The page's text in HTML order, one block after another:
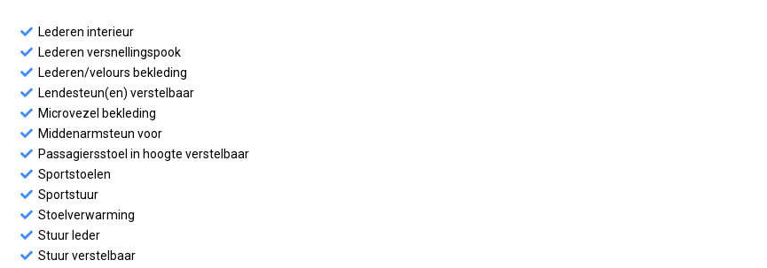
Lederen interieur
Lederen versnellingspook
Lederen/velours bekleding
Lendesteun(en) verstelbaar
Microvezel bekleding
Middenarmsteun voor
Passagiersstoel in hoogte verstelbaar
Sportstoelen
Sportstuur
Stoelverwarming
Stuur leder
Stuur verstelbaar